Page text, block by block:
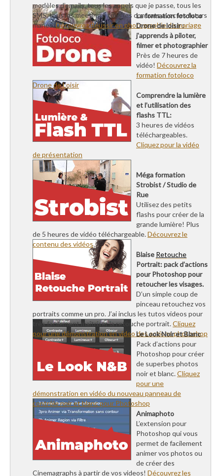
modèles d’emails, tous les appels que je passe, tous les
SMS, tous les meetings, tous les contrats avec les futurs
mariés.Découvrez Réussir en photographie de mariage
La formation fotoloco
Drone de loisir :
j’apprends à piloter,
filmer et photographier
Près de 7 heures de
vidéo! Découvrez la
formation fotoloco
Drone de Loisir
Comprendre la lumière
et l’utilisation des
flashs TTL:
3 heures de vidéos
téléchargeables.
Cliquez pour la vidéo
de présentation
Méga formation
Strobist / Studio de
Rue
Utilisez des petits
flashs pour créer de la
grande lumière! Plus
de 5 heures de vidéo téléchargeable.Découvrez le
contenu des vidéos
Blaise Retouche
Portrait: pack d’actions
pour Photoshop pour
retoucher les visages.
D’un simple coup de
pinceau retouchez vos
portraits comme un pro. J’ai inclus les tutos videos pour
très facilement maîtriser la retouche portrait.Cliquez
pour une démonstration en video des actions photoshop
Le Look Noir et Blanc
Pack d’actions pour
Photoshop pour créer
de superbes photos
noir et blanc.Cliquez
pour une
démonstration en vidéo du nouveau panneau de
contrôle noir et blanc pour Photoshop
Animaphoto
L’extension pour
Photoshop qui vous
permet de facilement
animer vos photos ou
de créer des
Cinemagraphs à partir de vos videos! Découvrez les